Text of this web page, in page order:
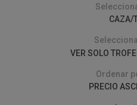
CAZA/
VER SOLO
Ordenar
PRECIO